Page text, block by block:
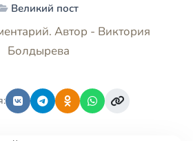
Великий пост
Автор - Виктория
Болдырева